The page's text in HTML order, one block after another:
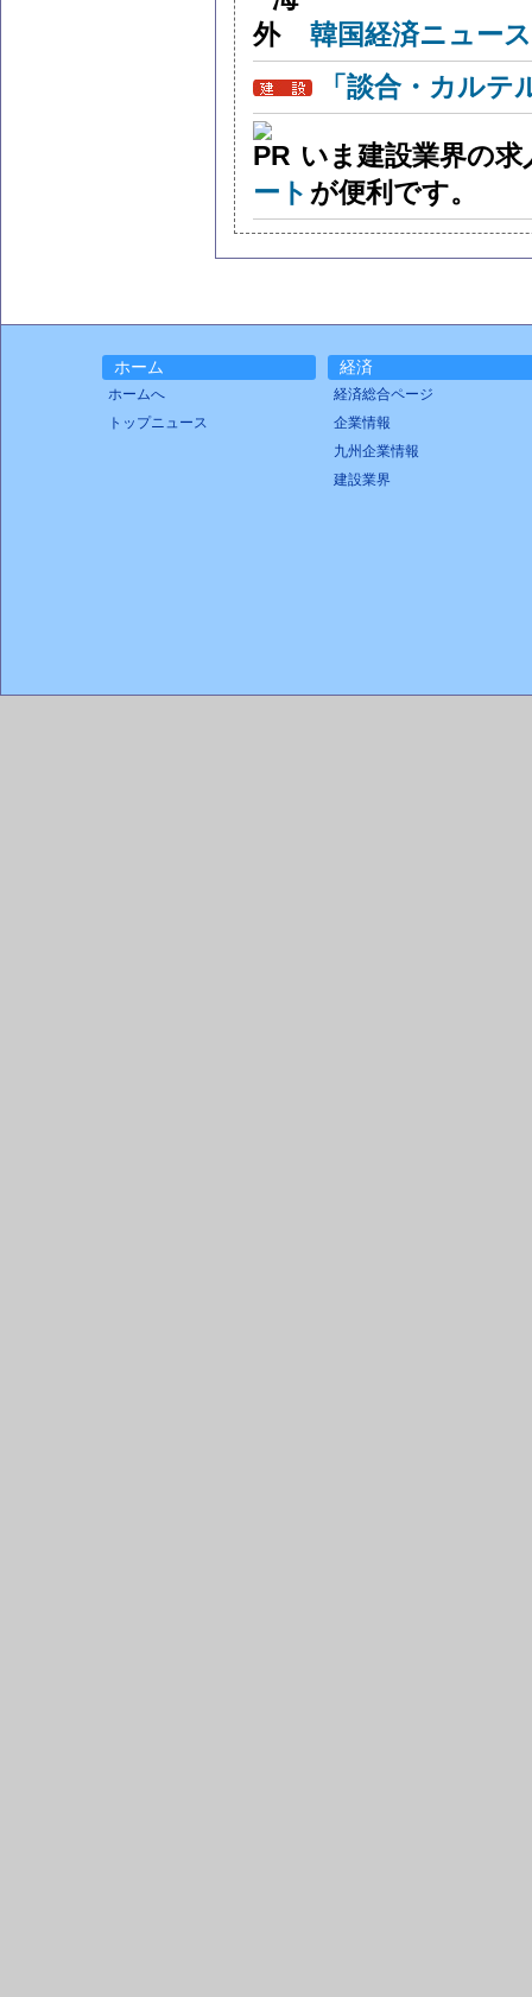
韓国経済ニュー
「談合・カル
いま建設業界の
ート が便利です。
ホーム
ホームへ
トップニュース
経済
経済総合ページ
企業情報
九州企業情報
建設業界